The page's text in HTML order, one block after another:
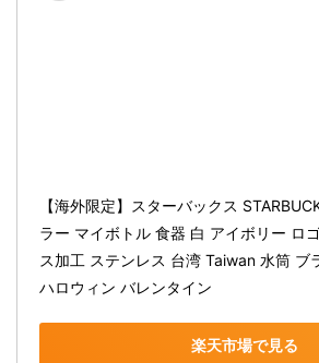
【海外限定】スターバックス
ラー マイボトル 食器 白 アイボリー ロ
ス加工 ステンレス 台湾 Taiwan 水筒 ブ
ハロウィン バレンタイン
楽天市場で見る